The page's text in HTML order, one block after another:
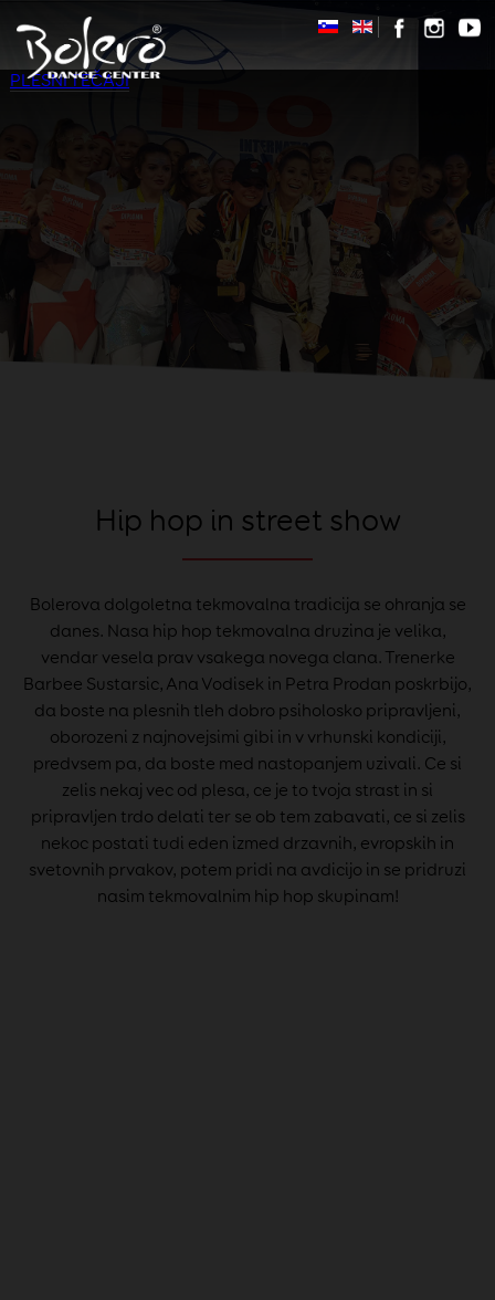
PLESNI TEČAJI
Hip hop in street show
Bolerova dolgoletna tekmovalna tradicija se ohranja se
danes. Nasa hip hop tekmovalna druzina je velika,
vendar vesela prav vsakega novega clana. Trenerke
Barbee Sustarsic, Ana Vodisek in Petra Prodan poskrbijo,
da boste na plesnih tleh dobro psiholosko pripravljeni,
oborozeni z najnovejsimi gibi in v vrhunski kondiciji,
predvsem pa, da boste med nastopanjem uzivali. Ce si
zelis nekaj vec od plesa, ce je to tvoja strast in si
pripravljen trdo delati ter se ob tem zabavati, ce si zelis
nekoc postati tudi eden izmed drzavnih, evropskih in
svetovnih prvakov, potem pridi na avdicijo in se pridruzi
nasim tekmovalnim hip hop skupinam!